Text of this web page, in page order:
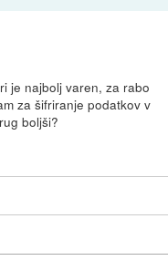
je najbolj varen, za rabo
za šifriranje podatkov v
boljši?